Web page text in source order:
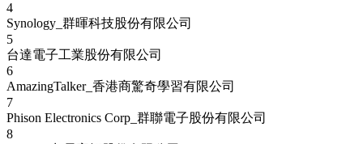
4
Synology_群暉科技股份有限公司
5
台達電子工業股份有限公司
6
AmazingTalker_香港商驚奇學習有限公司
7
Phison Electronics Corp_群聯電子股份有限公司
8